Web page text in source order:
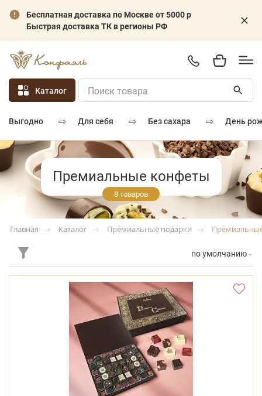
Бесплатная доставка по Москве от 5000 р
Быстрая доставка ТК в регионы РФ
Каталог
выгодно ⇨ для себя ⇨ без сахара ⇨ день
Премиальные конфеты
8 товаров
Главная Каталог Премиальные подарки
по умолчанию